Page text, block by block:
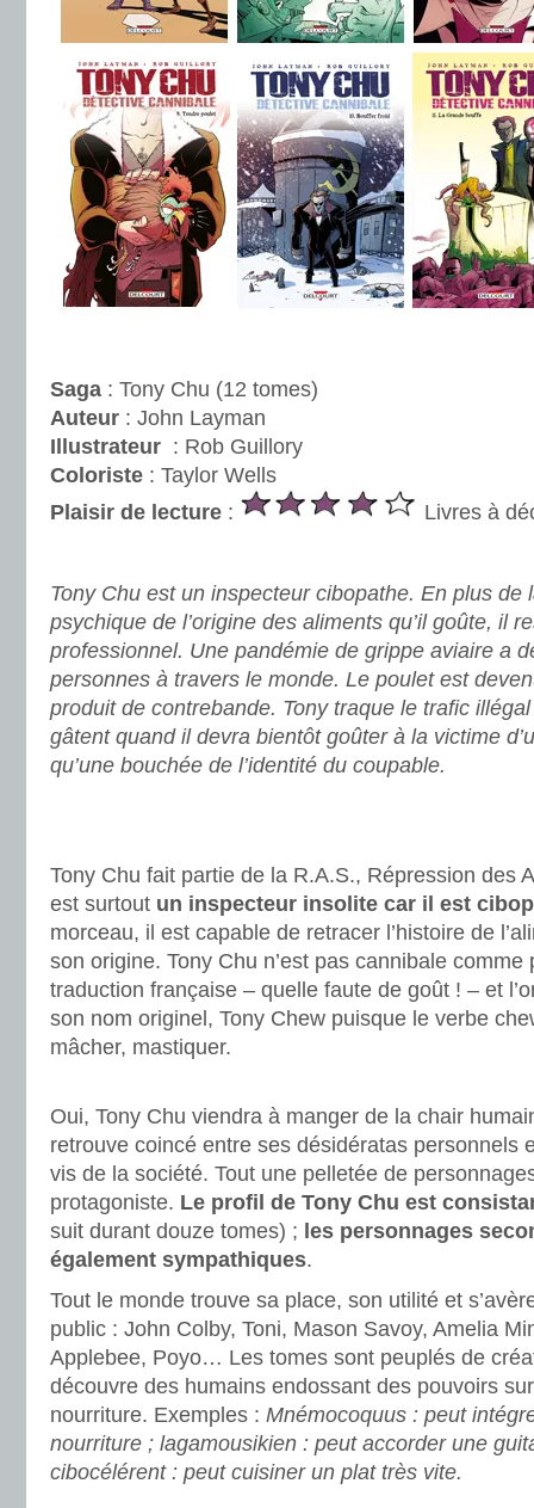
Saga : Tony Chu (12 tomes)
Auteur : John Layman
Illustrateur : Rob Guillory
Coloriste : Taylor Wells
Plaisir de lecture :
Livres à
Tony Chu est un inspecteur cibopathe. En plus de
psychique de l’origine des aliments qu’il goûte, il
professionnel. Une pandémie de grippe aviaire a
personnes à travers le monde. Le poulet est
produit de contrebande. Tony traque le trafic
gâtent quand il devra bientôt goûter à la victime
qu’une bouchée de l’identité du coupable.
Tony Chu fait partie de la R.A.S., Répression des
est surtout un inspecteur insolite car il est
morceau, il est capable de retracer l’histoire de
son origine. Tony Chu n’est pas cannibale
traduction française – quelle faute de goût ! – et
son nom originel, Tony Chew puisque le verbe
mâcher, mastiquer.
Oui, Tony Chu viendra à manger de la chair
retrouve coincé entre ses désidératas personnels
vis de la société. Tout une pelletée de
protagoniste. Le profil de Tony Chu est
suit durant douze tomes) ; les personnages
également sympathiques.
Tout le monde trouve sa place, son utilité et
public : John Colby, Toni, Mason Savoy, Amelia
Applebee, Poyo… Les tomes sont peuplés de
découvre des humains endossant des pouvoirs
nourriture. Exemples : Mnémocoquus : peut
nourriture ; lagamousikien : peut accorder une
cibocélérent : peut cuisiner un plat très vite.